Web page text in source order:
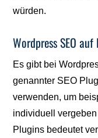
würden.
Wordpress SEO
Es gibt bei
genannter SEO
verwenden, um
individuell
Plugins bedeutet